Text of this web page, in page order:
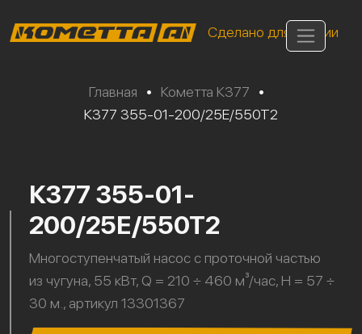
Сделано для России
Главная • Кометта К377
•
К377 355-01-200/25Е/550Т2
К377 355-01-
200/25Е/550Т2
Многоступенчатый насос с проточной частью
из чугуна, 55 кВт, Q = 210 ÷ 460 м³/час, H = 57 ÷
30 м., артикул 13301367